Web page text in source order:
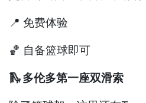
📍 免费体验
🏀 自备篮球即可
🛝 多伦多第一座双滑索